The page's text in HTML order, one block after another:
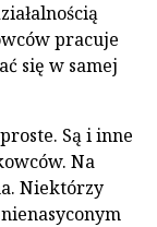
pracuje
się w samej
Są i inne
Na
Niektórzy